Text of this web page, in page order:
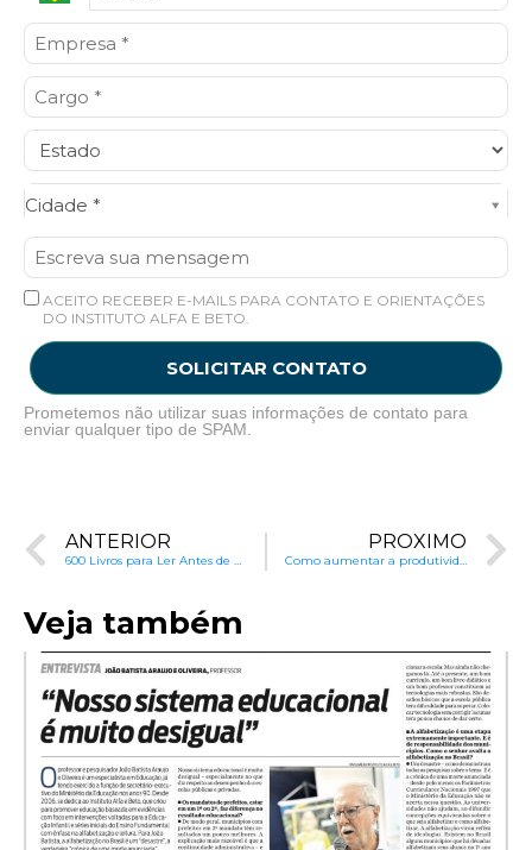
Cidade *
Cidade*
ACEITO RECEBER E-MAILS PARA CONTATO E ORIENTAÇÕES
DO INSTITUTO ALFA E BETO.
SOLICITAR CONTATO
Prometemos não utilizar suas informações de contato para
enviar qualquer tipo de SPAM.
ANTERIOR
600 Livros para Ler Antes de Entrar na Escola
PRÓXIMO
Como aumentar a produtividade do brasileiro?
Veja também